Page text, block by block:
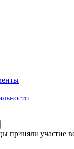
приняли участие